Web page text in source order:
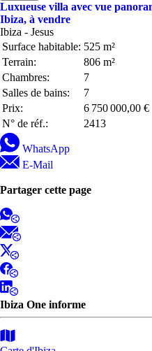
Luxueuse villa avec vue
Ibiza, à vendre
Ibiza - Jesus
Surface habitable: 525 m²
Terrain:
806 m²
Chambres:
7
Salles de bains:
7
Prix:
6 750 000,00 €
N° de réf.:
2413
WhatsApp
E-Mail
Partager cette page
Ibiza One informe